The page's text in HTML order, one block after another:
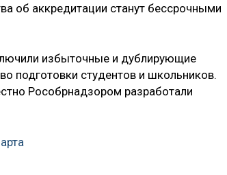
об аккредитации станут бессрочными
избыточные и дублирующие
подготовки студентов и школьников.
Рособрнадзором разработали